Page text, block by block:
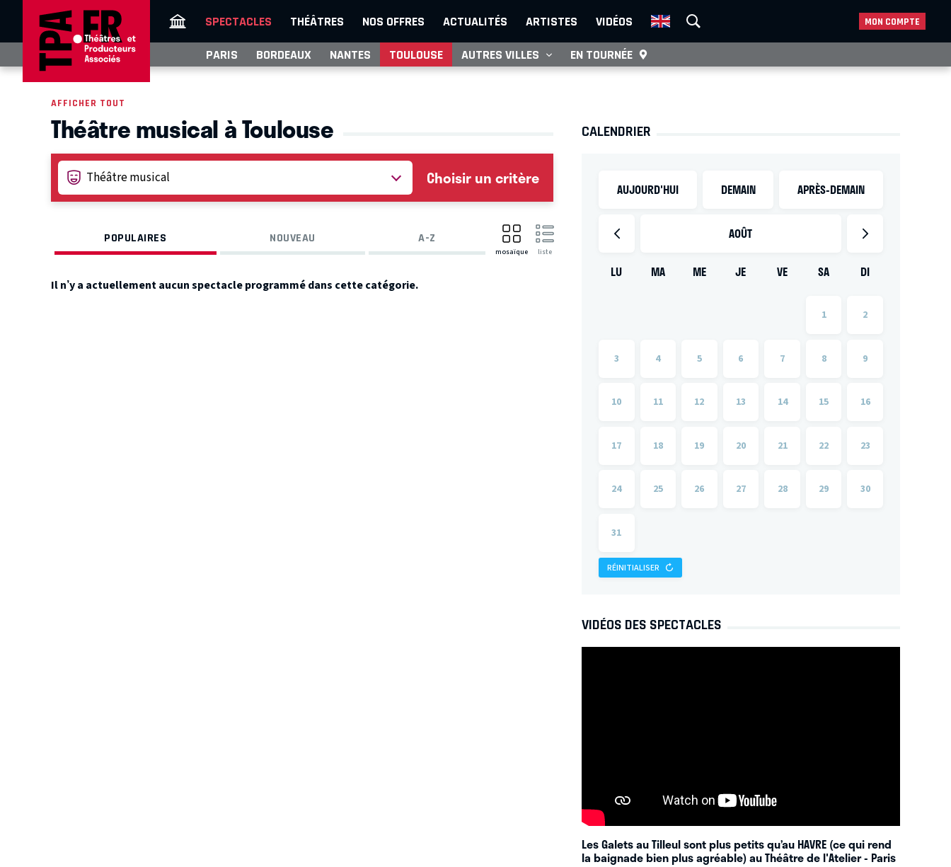
SPECTACLES THÉÂTRES NOS OFFRES ACTUALITÉS ARTISTES VIDÉOS MON COMPTE
PARIS BORDEAUX NANTES TOULOUSE AUTRES VILLES EN TOURNÉE
AFFICHER TOUT
Théâtre musical à Toulouse
Choisir un critère
POPULAIRES NOUVEAU A-Z
mosaïque liste
Il n’y a actuellement aucun spectacle programmé dans cette catégorie.
CALENDRIER
AUJOURD'HUI DEMAIN APRÈS-DEMAIN
AOÛT
LU MA ME JE VE SA DI
1 2
3 4 5 6 7 8 9
10 11 12 13 14 15 16
17 18 19 20 21 22 23
24 25 26 27 28 29 30
31
RÉINITIALISER
VIDÉOS DES SPECTACLES
Les Galets au Tilleul sont plus petits qu’au HAVRE (ce qui rend
la baignade bien plus agréable) au Théâtre de l'Atelier- Paris